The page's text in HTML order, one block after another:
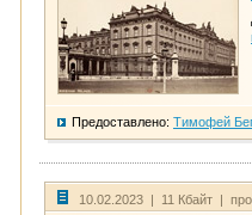
Предоставлено: Тимофей
10.02.2023 | 11 Кбайт |